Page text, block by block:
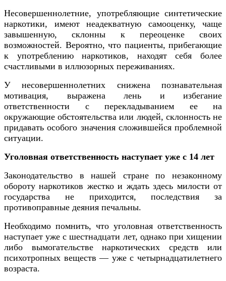
Несовершеннолетние, употребляющие синтетические
наркотики, имеют неадекватную самооценку, чаще
завышенную, склонны к переоценке своих
возможностей. Вероятно, что пациенты, прибегающие
к употреблению наркотиков, находят себя более
счастливыми в иллюзорных переживаниях.
У несовершеннолетних снижена познавательная
мотивация, выражена лень и избегание
ответственности с перекладыванием ее на
окружающие обстоятельства или людей, склонность не
придавать особого значения сложившейся проблемной
ситуации.
Уголовная ответственность наступает уже с 14 лет
Законодательство в нашей стране по незаконному
обороту наркотиков жестко и ждать здесь милости от
государства не приходится, последствия за
противоправные деяния печальны.
Необходимо помнить, что уголовная ответственность
наступает уже с шестнадцати лет, однако при хищении
либо вымогательстве наркотических средств или
психотропных веществ — уже с четырнадцатилетнего
возраста.